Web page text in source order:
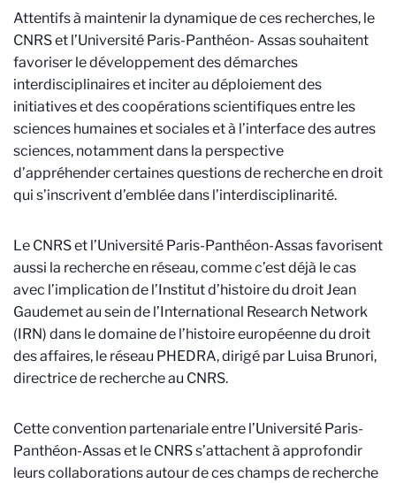
Attentifs à maintenir la dynamique de ces recherches, le
CNRS et l’Université Paris-Panthéon- Assas souhaitent
favoriser le développement des démarches
interdisciplinaires et inciter au déploiement des
initiatives et des coopérations scientifiques entre les
sciences humaines et sociales et à l’interface des autres
sciences, notamment dans la perspective
d’appréhender certaines questions de recherche en droit
qui s’inscrivent d’emblée dans l’interdisciplinarité.
Le CNRS et l’Université Paris-Panthéon-Assas favorisent
aussi la recherche en réseau, comme c’est déjà le cas
avec l’implication de l’Institut d’histoire du droit Jean
Gaudemet au sein de l’International Research Network
(IRN) dans le domaine de l’histoire européenne du droit
des affaires, le réseau PHEDRA, dirigé par Luisa Brunori,
directrice de recherche au CNRS.
Cette convention partenariale entre l’Université Paris-
Panthéon-Assas et le CNRS s’attachent à approfondir
leurs collaborations autour de ces champs de recherche